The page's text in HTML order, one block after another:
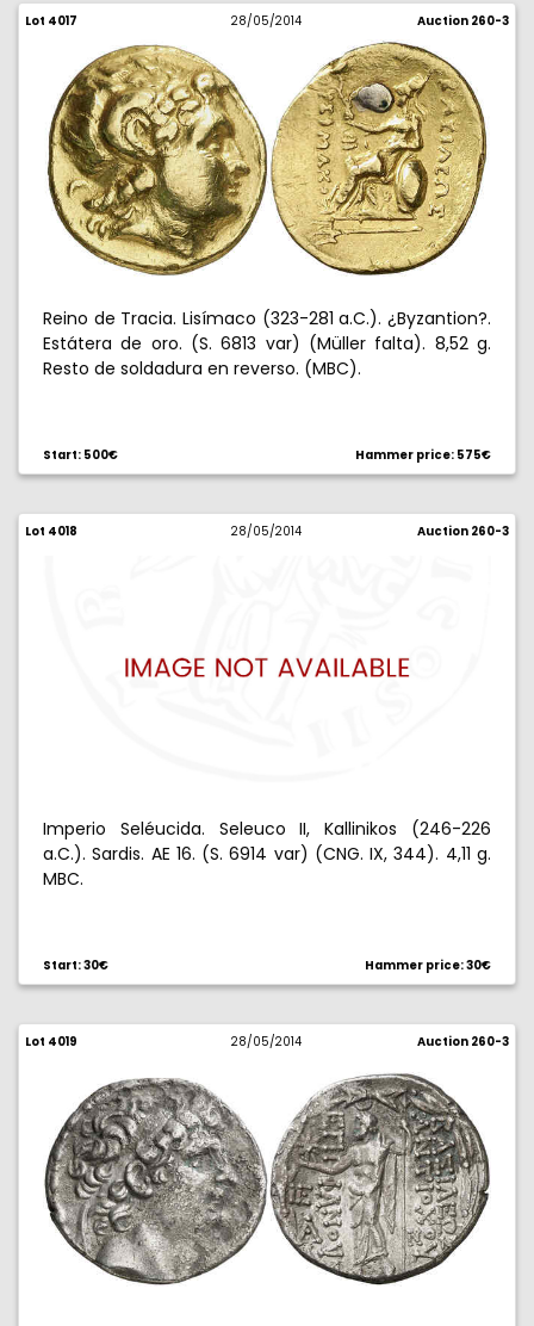
Lot 4017 28/05/2014 Auction 260-3
Reino de Tracia. Lisímaco (323-281 a.C.). ¿Byzantion?.
Estátera de oro. (S. 6813 var) (Müller falta). 8,52 g.
Resto de soldadura en reverso. (MBC).
Start: 500€ Hammer price: 575€
Lot 4018 28/05/2014 Auction 260-3
Imperio Seléucida. Seleuco II, Kallinikos (246-226
a.C.). Sardis. AE 16. (S. 6914 var) (CNG. IX, 344). 4,11 g.
MBC.
Start: 30€ Hammer price: 30€
Lot 4019 28/05/2014 Auction 260-3